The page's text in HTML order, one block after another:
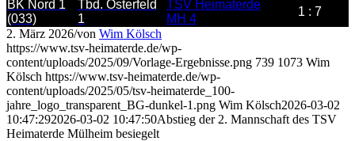
BK Nord 1
(033)
Tbd. Osterfeld
1
TSV Heimaterde
MH 4
1 : 7
2. März 2026/von Wim Kölsch
https://www.tsv-heimaterde.de/wp-
content/uploads/2025/09/Vorlage-Ergebnisse.png 739 1073 Wim
Kölsch https://www.tsv-heimaterde.de/wp-
content/uploads/2025/05/tsv-heimaterde_100-
jahre_logo_transparent_BG-dunkel-1.png Wim Kölsch2026-03-02
10:47:292026-03-02 10:47:50Abstieg der 2. Mannschaft des TSV
Heimaterde Mülheim besiegelt